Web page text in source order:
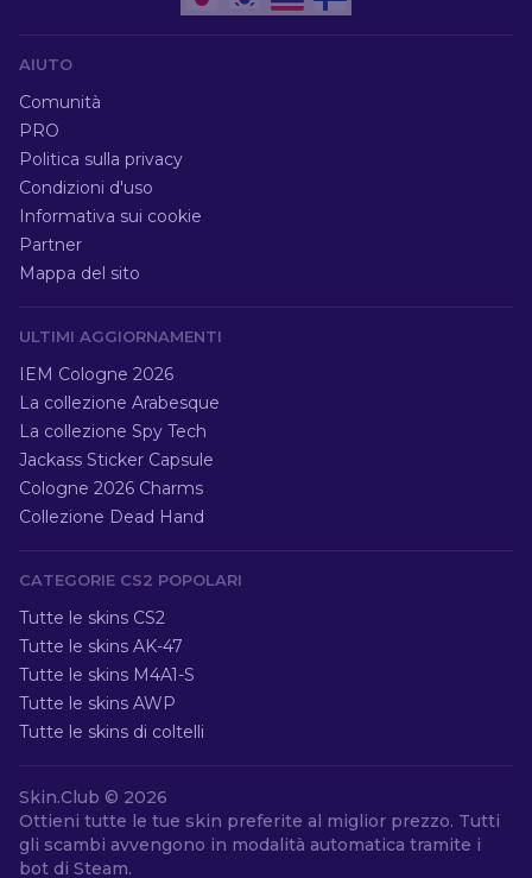
AIUTO
Comunità
PRO
Politica sulla privacy
Condizioni d'uso
Informativa sui cookie
Partner
Mappa del sito
ULTIMI AGGIORNAMENTI
IEM Cologne 2026
La collezione Arabesque
La collezione Spy Tech
Jackass Sticker Capsule
Cologne 2026 Charms
Collezione Dead Hand
CATEGORIE CS2 POPOLARI
Tutte le skins CS2
Tutte le skins AK-47
Tutte le skins M4A1-S
Tutte le skins AWP
Tutte le skins di coltelli
Skin.Club © 2026
Ottieni tutte le tue skin preferite al miglior prezzo. Tutti
gli scambi avvengono in modalità automatica tramite i
bot di Steam.